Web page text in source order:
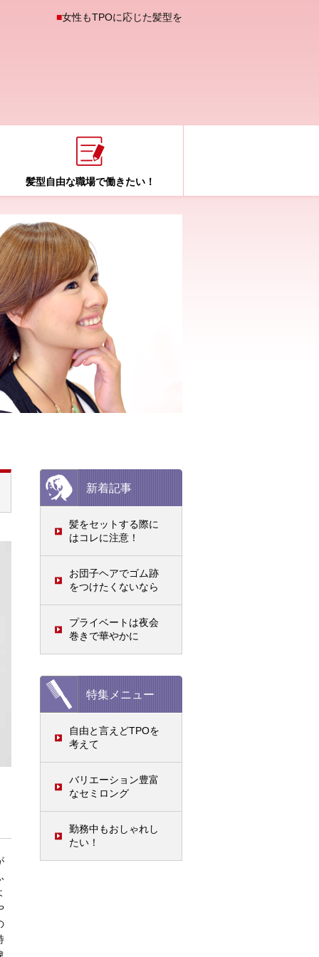
女性もTPOに応じた髪型を
髪型自由な職場で働きたい！
新着記事
髪をセットする際に
はコレに注意！
お団子ヘアでゴム跡
をつけたくないなら
プライベートは夜会
巻きで華やかに
特集メニュー
自由と言えどTPOを
考えて
バリエーション豊富
なセミロング
勤務中もおしゃれし
たい！